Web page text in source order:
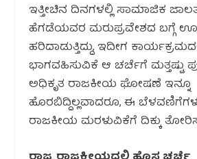
ಇತ್ತೀಚಿನ ದಿನಗಳಲ್ಲಿ ಸಾಮಾಜಿಕ
ಹೆಗಡೆಯವರ ಮರುಪ್ರವೇಶದ ಬಗ್ಗೆ
ಹರಿದಾಡುತ್ತಿದ್ದು, ಇದೀಗ
ಭಾಗವಹಿಸುವಿಕೆ ಆ ಚರ್ಚೆಗೆ ಮತ್ತಷ್ಟು
ಅಧಿಕೃತ ರಾಜಕೀಯ ಘೋಷಣೆ ಇನ್ನೂ
ಹೊರಬಿದ್ದಿಲ್ಲವಾದರೂ, ಈ
ರಾಜಕೀಯ ಮರಳುವಿಕೆಗೆ ದಿಕ್ಕು